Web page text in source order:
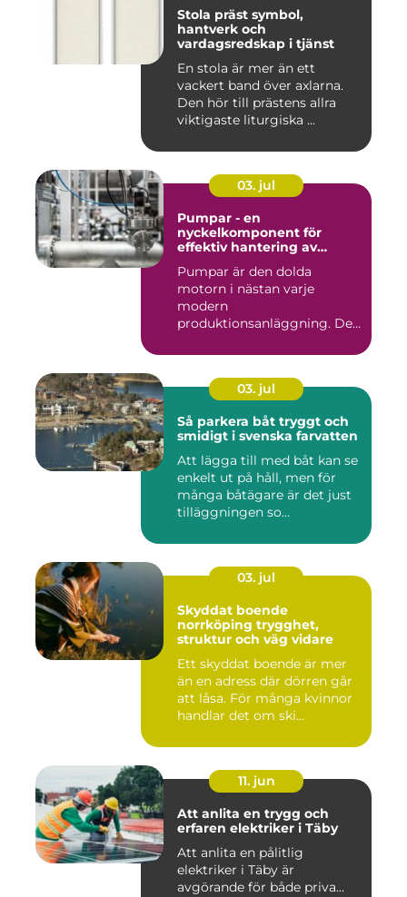
Stola präst symbol,
hantverk och
vardagsredskap i tjänst
En stola är mer än ett
vackert band över axlarna.
Den hör till prästens allra
viktigaste liturgiska ...
03. jul
Pumpar - en
nyckelkomponent för
effektiv hantering av
Pumpar är den dolda
motorn i nästan varje
modern
produktionsanläggning. De
03. jul
Så parkera båt tryggt och
smidigt i svenska farvatten
Att lägga till med båt kan se
enkelt ut på håll, men för
många båtägare är det just
tilläggningen so...
03. jul
Skyddat boende
norrköping trygghet,
struktur och väg vidare
Ett skyddat boende är mer
än en adress där dörren går
att låsa. För många kvinnor
handlar det om ski...
11. jun
Att anlita en trygg och
erfaren elektriker i Täby
Att anlita en pålitlig
elektriker i Täby är
avgörande för både priva...